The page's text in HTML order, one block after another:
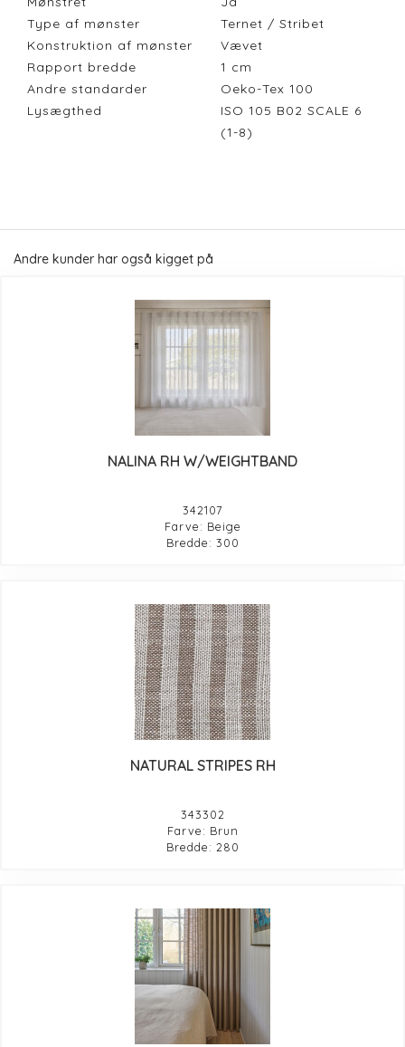
Type af mønster
Ternet / Stribet
Konstruktion af mønster
Vævet
Rapport bredde
1 cm
Andre standarder
Oeko-Tex 100
Lysægthed
ISO 105 B02 SCALE 6
(1-8)
Andre kunder har også kigget på
NALINA RH W/WEIGHTBAND
342107
Farve: Beige
Bredde: 300
NATURAL STRIPES RH
343302
Farve: Brun
Bredde: 280